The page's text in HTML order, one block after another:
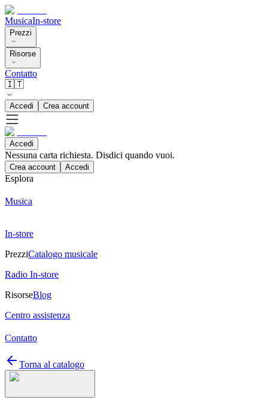
MusicaIn-store
Prezzi
Risorse
Contatto
🇮🇹
Accedi Crea account
Accedi
Nessuna carta richiesta. Disdici quando vuoi.
Crea account Accedi
Esplora
Musica
In-store
PrezziCatalogo musicale
Radio In-store
RisorseBlog
Centro assistenza
Contatto
Torna al catalogo